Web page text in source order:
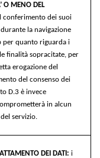
O MENO DEL
conferimento dei suoi
la navigazione
per quanto riguarda i
finalità sopracitate, per
erogazione del
del consenso dei
D.3 è invece
in alcun
servizio.
DEI DATI: i